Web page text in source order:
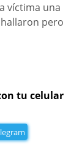
víctima una
pero
tu celular